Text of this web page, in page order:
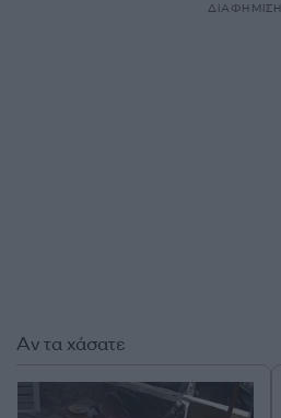
ΔΙΑΦΗΜΙΣΗ
Αν τα χάσατε